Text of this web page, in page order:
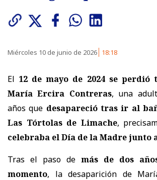
Miércoles 10 de junio de 2026 18:18
El 12 de mayo de 2024 se perdió
María Ercira Contreras, una
años que desapareció tras ir al
Las Tórtolas de Limache,
celebraba el Día de la Madre junto
Tras el paso de más de dos
momento, la desaparición de